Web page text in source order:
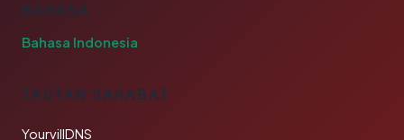
BAHASA
Bahasa Indonesia
TAUTAN SAHABAT
YourvillDNS